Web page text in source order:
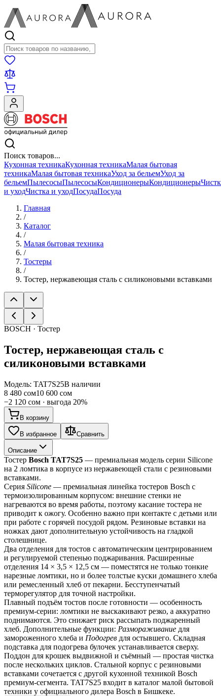
Поиск товаров
Поиск товаров...
Кухонная техникаКухонная техникаМалая бытовая
техникаМалая бытовая техникаУход за бельемУход за
бельемПылесосыПылесосыКондиционерыКондиционеры
и уходЧистка и уходПосудаПосуда
Главная
/
Каталог
/
Малая бытовая техника
/
Тостеры
/
Тостер, нержавеющая сталь с силиконовыми вставками
BOSCH · Тостер
Тостер, нержавеющая сталь с
силиконовыми вставками
Модель: TAT7S25В наличии
8 480 сом10 600 сом
−2 120 сом · выгода 20%
В корзину
В избранное Сравнить
Описание
Тостер Bosch TAT7S25 — премиальная модель серии Silicone
на 2 ломтика в корпусе из нержавеющей стали с резиновыми
вставками.
Серия Silicone — премиальная линейка тостеров Bosch с
термоизолированным корпусом: внешние стенки не
нагреваются во время работы, поэтому касание тостера не
приводит к ожогу. Особенно важно при контакте с детьми или
при работе с горячей посудой рядом. Резиновые вставки на
ножках дают дополнительную устойчивость на гладкой
столешнице.
Два отделения для тостов с автоматическим центрированием
и регулируемой степенью поджаривания. Расширенные
отделения 14 × 3,5 × 12,5 см — поместятся не только тонкие
нарезные ломтики, но и более толстые куски домашнего хлеба
или ремесленный хлеб от пекарни. Бесступенчатый
терморегулятор для точной настройки.
Плавный подъём тостов после готовности — особенность
премиум-серии: ломтики не выскакивают резко, а аккуратно
поднимаются. Это снижает риск рассыпать поджаренный
хлеб. Дополнительные функции: Размораживание для
замороженного хлеба и Подогрев для остывшего. Складная
подставка для подогрева булочек устанавливается сверху.
Поддон для крошек выдвижной и съёмный — простая чистка
после нескольких циклов. Стальной корпус с резиновыми
вставками сочетается с другой кухонной техникой Bosch
премиум-сегмента. TAT7S25 входит в каталог малой бытовой
техники у официального дилера Bosch в Бишкеке.